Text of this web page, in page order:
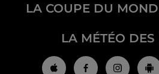
LA COUPE DU
LA MÉTÉO DES